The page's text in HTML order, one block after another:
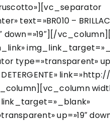
–
type=»transparent»
up=»19″